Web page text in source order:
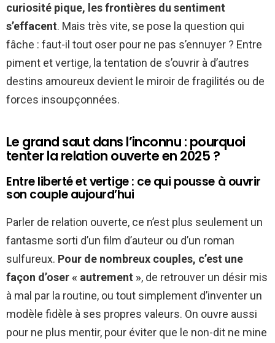
curiosité pique, les frontières du sentiment
s’effacent. Mais très vite, se pose la question qui
fâche : faut-il tout oser pour ne pas s’ennuyer ? Entre
piment et vertige, la tentation de s’ouvrir à d’autres
destins amoureux devient le miroir de fragilités ou de
forces insoupçonnées.
Le grand saut dans l’inconnu : pourquoi
tenter la relation ouverte en 2025 ?
Entre liberté et vertige : ce qui pousse à ouvrir
son couple aujourd’hui
Parler de relation ouverte, ce n’est plus seulement un
fantasme sorti d’un film d’auteur ou d’un roman
sulfureux. Pour de nombreux couples, c’est une
façon d’oser « autrement », de retrouver un désir mis
à mal par la routine, ou tout simplement d’inventer un
modèle fidèle à ses propres valeurs. On ouvre aussi
pour ne plus mentir, pour éviter que le non-dit ne mine